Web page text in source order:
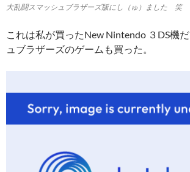
大乱闘スマッシュブラザーズ版にし（ゅ）ました 笑
これは私が買ったNew Nintendo ３DS機
ュブラザーズのゲームも買った。